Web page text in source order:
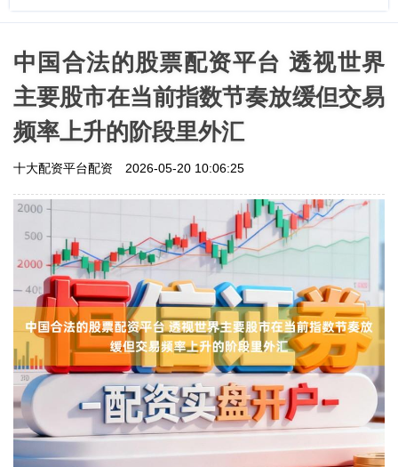
中国合法的股票配资平台 透视世界
主要股市在当前指数节奏放缓但交易
频率上升的阶段里外汇
十大配资平台配资 2026-05-20 10:06:25